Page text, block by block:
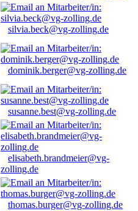
silvia.beck@vg-zolling.de
dominik.berger@vg-zolling.de
susanne.best@vg-zolling.de
elisabeth.brandmeier@vg-
zolling.de
thomas.burger@vg-zolling.de